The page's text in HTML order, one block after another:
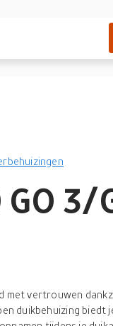
3/
vertrouwen
duikbehuizing biedt